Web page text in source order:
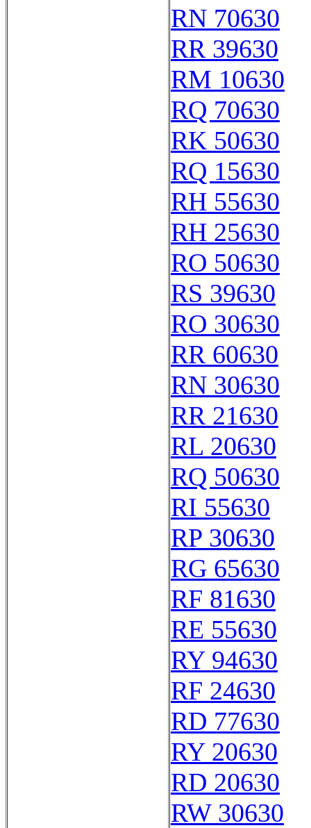
RN 70630
RR 39630
RM 10630
RQ 70630
RK 50630
RQ 15630
RH 55630
RH 25630
RO 50630
RS 39630
RO 30630
RR 60630
RN 30630
RR 21630
RL 20630
RQ 50630
RI 55630
RP 30630
RG 65630
RF 81630
RE 55630
RY 94630
RF 24630
RD 77630
RY 20630
RD 20630
RW 30630